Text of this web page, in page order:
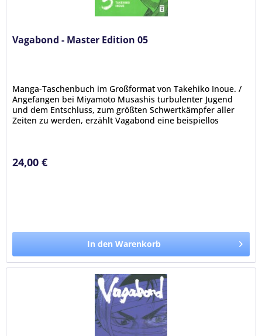
Vagabond - Master Edition 05
Manga-Taschenbuch im Großformat von Takehiko Inoue. /
Angefangen bei Miyamoto Musashis turbulenter Jugend
und dem Entschluss, zum größten Schwertkämpfer aller
Zeiten zu werden, erzählt Vagabond eine beispiellos
24,00 €
In den Warenkorb